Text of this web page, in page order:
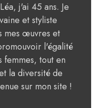
j'ai 45 ans. Je
et styliste
mes œuvres et
l'égalité
femmes, tout en
la diversité de
sur mon site !